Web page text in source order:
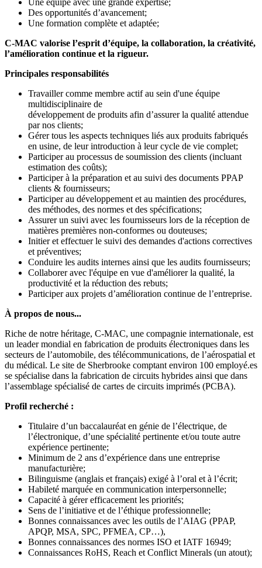
Des opportunités d’avancement;
Une formation complète et adaptée;
C-MAC valorise l’esprit d’équipe, la collaboration, la créativité,
l’amélioration continue et la rigueur.
Principales responsabilités
Travailler comme membre actif au sein d'une équipe
multidisciplinaire de
développement de produits afin d’assurer la qualité attendue
par nos clients;
Gérer tous les aspects techniques liés aux produits fabriqués
en usine, de leur introduction à leur cycle de vie complet;
Participer au processus de soumission des clients (incluant
estimation des coûts);
Participer à la préparation et au suivi des documents PPAP
clients & fournisseurs;
Participer au développement et au maintien des procédures,
des méthodes, des normes et des spécifications;
Assurer un suivi avec les fournisseurs lors de la réception de
matières premières non-conformes ou douteuses;
Initier et effectuer le suivi des demandes d'actions correctives
et préventives;
Conduire les audits internes ainsi que les audits fournisseurs;
Collaborer avec l'équipe en vue d'améliorer la qualité, la
productivité et la réduction des rebuts;
Participer aux projets d’amélioration continue de l’entreprise.
À propos de nous...
Riche de notre héritage, C-MAC, une compagnie internationale, est
un leader mondial en fabrication de produits électroniques dans les
secteurs de l’automobile, des télécommunications, de l’aérospatial et
du médical. Le site de Sherbrooke comptant environ 100 employé.es
se spécialise dans la fabrication de circuits hybrides ainsi que dans
l’assemblage spécialisé de cartes de circuits imprimés (PCBA).
Profil recherché :
Titulaire d’un baccalauréat en génie de l’électrique, de
l’électronique, d’une spécialité pertinente et/ou toute autre
expérience pertinente;
Minimum de 2 ans d’expérience dans une entreprise
manufacturière;
Bilinguisme (anglais et français) exigé à l’oral et à l’écrit;
Habileté marquée en communication interpersonnelle;
Capacité à gérer efficacement les priorités;
Sens de l’initiative et de l’éthique professionnelle;
Bonnes connaissances avec les outils de l’AIAG (PPAP,
APQP, MSA, SPC, PFMEA, CP…),
Bonnes connaissances des normes ISO et IATF 16949;
Connaissances RoHS, Reach et Conflict Minerals (un atout);